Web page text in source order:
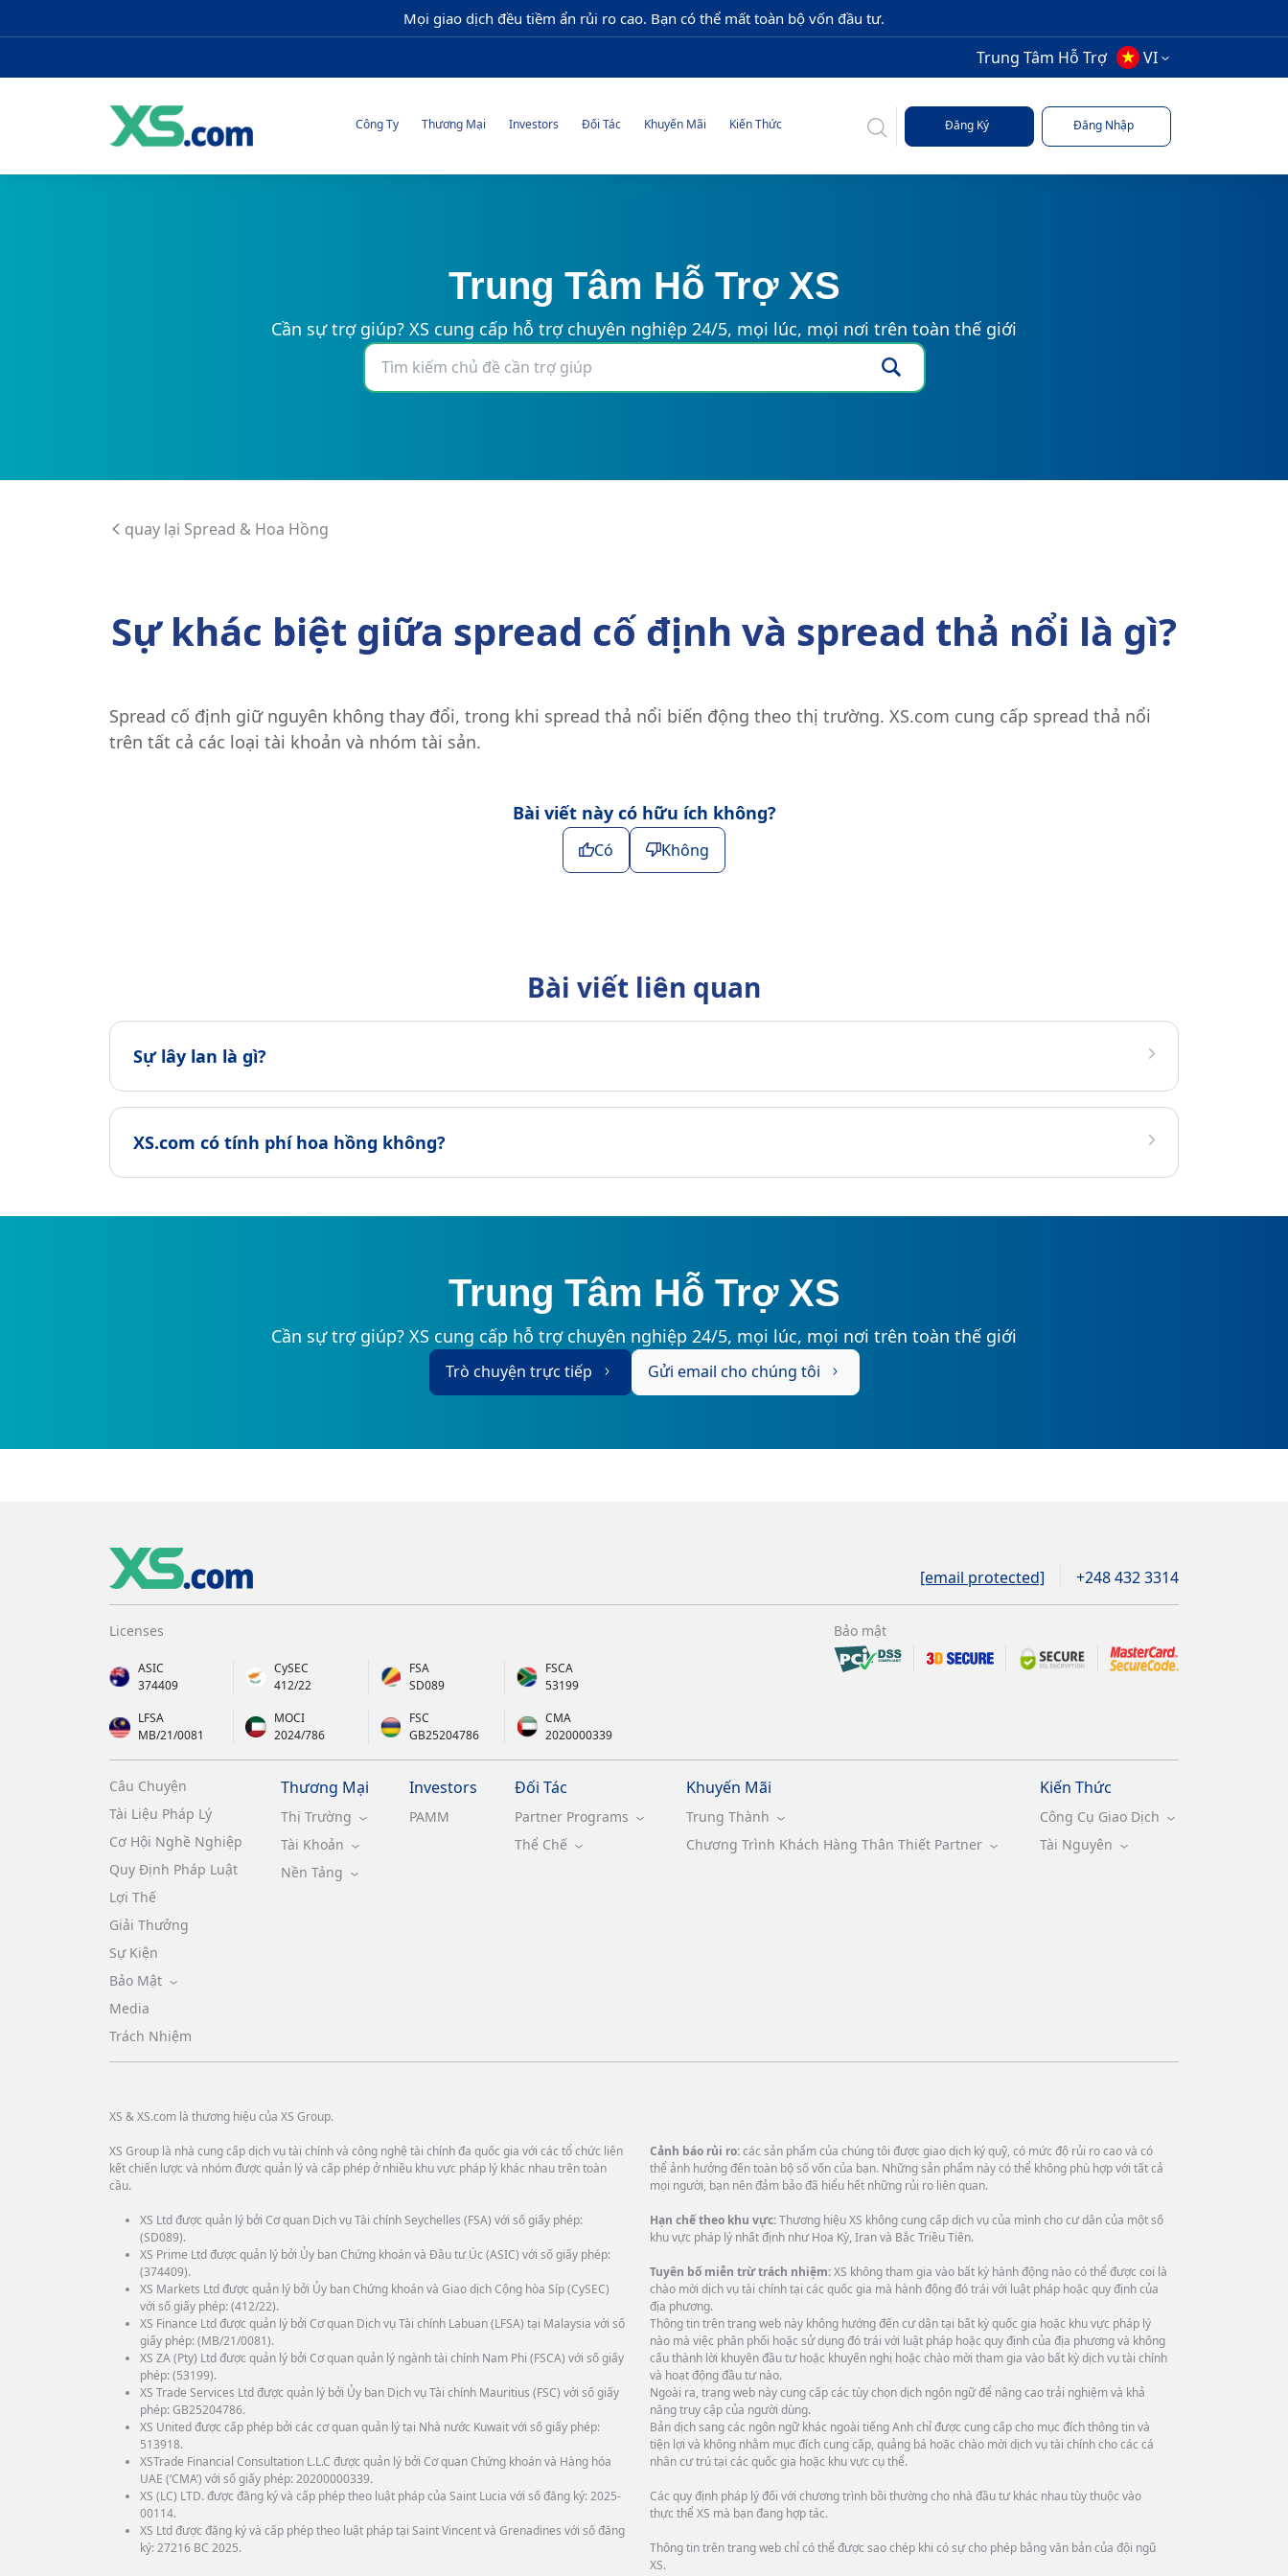
Mọi giao dịch đều tiềm ẩn rủi ro cao. Bạn có thể mất toàn bộ vốn đầu tư.
Trung Tâm Hỗ Trợ VI
Công Ty Thương Mại Investors Đối Tác Khuyến Mãi Kiến Thức Đăng Ký Đăng Nhập
Trung Tâm Hỗ Trợ XS
Cần sự trợ giúp? XS cung cấp hỗ trợ chuyên nghiệp 24/5, mọi lúc, mọi nơi trên toàn thế giới
quay lại Spread & Hoa Hồng
Sự khác biệt giữa spread cố định và spread thả nổi là gì?
Spread cố định giữ nguyên không thay đổi, trong khi spread thả nổi biến động theo thị trường. XS.com cung cấp spread thả nổi
trên tất cả các loại tài khoản và nhóm tài sản.
Bài viết này có hữu ích không?
Có Không
Bài viết liên quan
Sự lây lan là gì?
XS.com có ​​tính phí hoa hồng không?
Trung Tâm Hỗ Trợ XS
Cần sự trợ giúp? XS cung cấp hỗ trợ chuyên nghiệp 24/5, mọi lúc, mọi nơi trên toàn thế giới
Trò chuyện trực tiếp Gửi email cho chúng tôi
[email protected] +248 432 3314
Licenses
ASIC
374409
CySEC
412/22
FSA
SD089
FSCA
53199
LFSA
MB/21/0081
MOCI
2024/786
FSC
GB25204786
CMA
2020000339
Bảo mật
Câu Chuyện
Tài Liệu Pháp Lý
Cơ Hội Nghề Nghiệp
Quy Định Pháp Luật
Lợi Thế
Giải Thưởng
Sự Kiện
Bảo Mật
Media
Trách Nhiệm
Thương Mại
Thị Trường
Tài Khoản
Nền Tảng
Investors
PAMM
Đối Tác
Partner Programs
Thể Chế
Khuyến Mãi
Trung Thành
Chương Trình Khách Hàng Thân Thiết Partner
Kiến Thức
Công Cụ Giao Dịch
Tài Nguyên
XS & XS.com là thương hiệu của XS Group.
XS Group là nhà cung cấp dịch vụ tài chính và công nghệ tài chính đa quốc gia với các tổ chức liên
kết chiến lược và nhóm được quản lý và cấp phép ở nhiều khu vực pháp lý khác nhau trên toàn
cầu.
XS Ltd được quản lý bởi Cơ quan Dịch vụ Tài chính Seychelles (FSA) với số giấy phép:
(SD089).
XS Prime Ltd được quản lý bởi Ủy ban Chứng khoán và Đầu tư Úc (ASIC) với số giấy phép:
(374409).
XS Markets Ltd được quản lý bởi Ủy ban Chứng khoán và Giao dịch Cộng hòa Síp (CySEC)
với số giấy phép: (412/22).
XS Finance Ltd được quản lý bởi Cơ quan Dịch vụ Tài chính Labuan (LFSA) tại Malaysia với số
giấy phép: (MB/21/0081).
XS ZA (Pty) Ltd được quản lý bởi Cơ quan quản lý ngành tài chính Nam Phi (FSCA) với số giấy
phép: (53199).
XS Trade Services Ltd được quản lý bởi Ủy ban Dịch vụ Tài chính Mauritius (FSC) với số giấy
phép: GB25204786.
XS United được cấp phép bởi các cơ quan quản lý tại Nhà nước Kuwait với số giấy phép:
513918.
XSTrade Financial Consultation L.L.C được quản lý bởi Cơ quan Chứng khoán và Hàng hóa
UAE (‘CMA’) với số giấy phép: 20200000339.
XS (LC) LTD. được đăng ký và cấp phép theo luật pháp của Saint Lucia với số đăng ký: 2025-
00114.
XS Ltd được đăng ký và cấp phép theo luật pháp tại Saint Vincent và Grenadines với số đăng
ký: 27216 BC 2025.
Cảnh báo rủi ro:các sản phẩm của chúng tôi được giao dịch ký quỹ, có mức độ rủi ro cao và có
thể ảnh hưởng đến toàn bộ số vốn của bạn. Những sản phẩm này có thể không phù hợp với tất cả
mọi người, bạn nên đảm bảo đã hiểu hết những rủi ro liên quan.
Hạn chế theo khu vực:Thương hiệu XS không cung cấp dịch vụ của mình cho cư dân của một số
khu vực pháp lý nhất định như Hoa Kỳ, Iran và Bắc Triều Tiên.
Tuyên bố miễn trừ trách nhiệm:XS không tham gia vào bất kỳ hành động nào có thể được coi là
chào mời dịch vụ tài chính tại các quốc gia mà hành động đó trái với luật pháp hoặc quy định của
địa phương.
Thông tin trên trang web này không hướng đến cư dân tại bất kỳ quốc gia hoặc khu vực pháp lý
nào mà việc phân phối hoặc sử dụng đó trái với luật pháp hoặc quy định của địa phương và không
cấu thành lời khuyên đầu tư hoặc khuyến nghị hoặc chào mời tham gia vào bất kỳ dịch vụ tài chính
và hoạt động đầu tư nào.
Ngoài ra, trang web này cung cấp các tùy chọn dịch ngôn ngữ để nâng cao trải nghiệm và khả
năng truy cập của người dùng.
Bản dịch sang các ngôn ngữ khác ngoài tiếng Anh chỉ được cung cấp cho mục đích thông tin và
tiện lợi và không nhằm mục đích cung cấp, quảng bá hoặc chào mời dịch vụ tài chính cho các cá
nhân cư trú tại các quốc gia hoặc khu vực cụ thể.
Các quy định pháp lý đối với chương trình bồi thường cho nhà đầu tư khác nhau tùy thuộc vào
thực thể XS mà bạn đang hợp tác.
Thông tin trên trang web chỉ có thể được sao chép khi có sự cho phép bằng văn bản của đội ngũ
XS.